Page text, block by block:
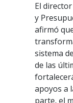
El
y
afirmó
sistema
de las
apoyos a
parte, el